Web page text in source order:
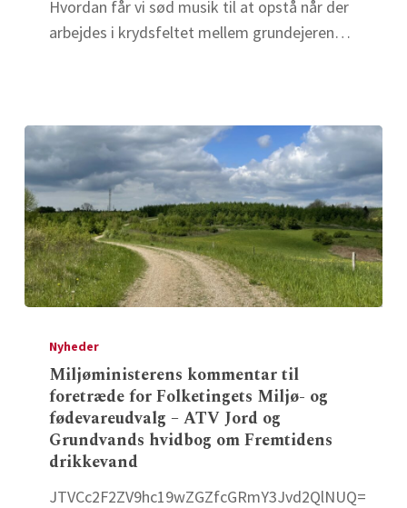
projekter
forurenet
jord
og
grundvand?
Hvordan får vi sød musik til at opstå når der
arbejdes i krydsfeltet mellem grundejeren…
kommentar
foretræde
Folketingets
Miljø-
Nyheder
Miljøministerens kommentar til
foretræde for Folketingets Miljø- og
fødevareudvalg – ATV Jord og
Grundvands hvidbog om Fremtidens
drikkevand
JTVCc2F2ZV9hc19wZGZfcGRmY3Jvd2QlNUQ=